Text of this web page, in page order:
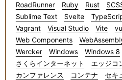
RoadRunner
Ruby Rust
Sublime Text
Svelte
Vagrant
Visual Studio Vite
Web Components
Wercker
Windows Windows 8
さくらインターネット
エッジコ
カンファレンス
コンテナ セキ